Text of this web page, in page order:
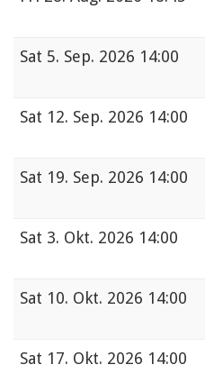
Sat 5. Sep. 2026 14:00
Sat 12. Sep. 2026 14:00
Sat 19. Sep. 2026 14:00
Sat 3. Okt. 2026 14:00
Sat 10. Okt. 2026 14:00
Sat 17. Okt. 2026 14:00